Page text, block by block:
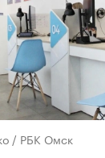
/ РБК Омск